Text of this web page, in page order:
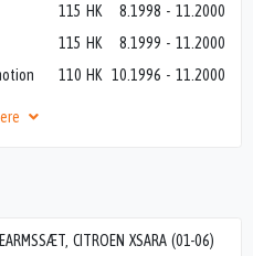
CITROEN XSARA (01-06)
115 HK 8.1998 - 11.2000
115 HK 8.1999 - 11.2000
110 HK 10.1996 - 11.2000